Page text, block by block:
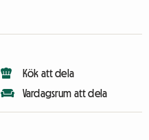
Kök att dela
Vardagsrum att dela